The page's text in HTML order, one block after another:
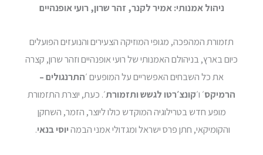
ניהול אמנותי: אמיר לקנר, זהר שרון, רועי אופנהיים
תזמורת המהפכה, מגופי המוזיקה הצעירים והנועזים הפועלים
כיום בארץ, בניהולם האמנותי של רועי אופנהיים וזהר שרון, קצרה
את כל השבחים האפשריים על המופעים ׳התרנגולים –
הרמיקס׳ ו׳קונצ׳רטו לגשש ותזמורת׳. כעת, יוצרת התזמורת
מופע חדש בטרילוגיה המוקדש כולו ליוצר, הזמר, השחקן
והקומיקאי, חתן פרס ישראל ומגדולי אמני הבמהיוסי בנאי.